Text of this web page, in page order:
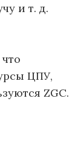
и т. д.
ЦПУ,
ZGC.